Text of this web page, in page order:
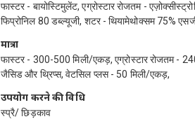
फास्टर - बायोस्टिमुलेंट, एग्रोस्टार रोजतम -
फिप्रोनिल 80 डब्ल्यूजी, शटर - थियामेथोक्सम 75%
मात्रा
फास्टर - 300-500 मिली/एकड़, एग्रोस्टार रोजतम -
जैसिड और थ्रिप्स, वेटसिल प्लस - 50 मिली/एकड़,
उपयोग करने की विधि
स्प्रै/ छिड़काव